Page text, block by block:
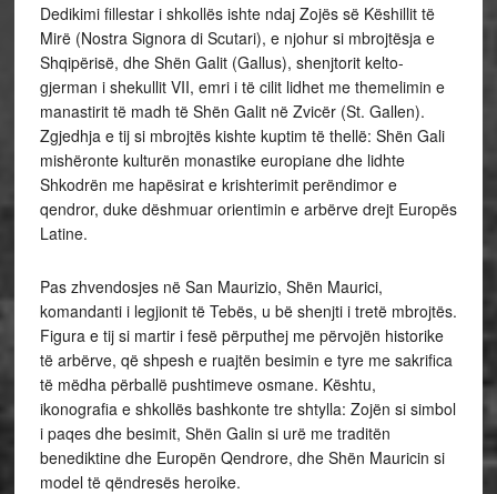
Dedikimi fillestar i shkollës ishte ndaj Zojës së Këshillit të
Mirë (Nostra Signora di Scutari), e njohur si mbrojtësja e
Shqipërisë, dhe Shën Galit (Gallus), shenjtorit kelto-
gjerman i shekullit VII, emri i të cilit lidhet me themelimin e
manastirit të madh të Shën Galit në Zvicër (St. Gallen).
Zgjedhja e tij si mbrojtës kishte kuptim të thellë: Shën Gali
mishëronte kulturën monastike europiane dhe lidhte
Shkodrën me hapësirat e krishterimit perëndimor e
qendror, duke dëshmuar orientimin e arbërve drejt Europës
Latine.
Pas zhvendosjes në San Maurizio, Shën Maurici,
komandanti i legjionit të Tebës, u bë shenjti i tretë mbrojtës.
Figura e tij si martir i fesë përputhej me përvojën historike
të arbërve, që shpesh e ruajtën besimin e tyre me sakrifica
të mëdha përballë pushtimeve osmane. Kështu,
ikonografia e shkollës bashkonte tre shtylla: Zojën si simbol
i paqes dhe besimit, Shën Galin si urë me traditën
benediktine dhe Europën Qendrore, dhe Shën Mauricin si
model të qëndresës heroike.